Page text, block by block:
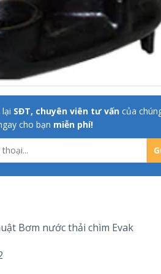
SĐT, chuyên viên tư vấn của
cho bạn miễn phí!
Bơm nước thải chìm Evak